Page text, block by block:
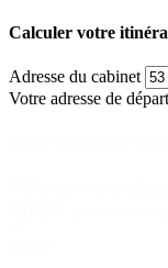
Calculer votre
Adresse du cabinet
Votre adresse de départ